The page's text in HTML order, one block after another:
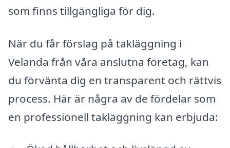
som finns tillgängliga för dig.
När du får förslag på takläggning i
Velanda från våra anslutna företag, kan
du förvänta dig en transparent och rättvis
process. Här är några av de fördelar som
en professionell takläggning kan erbjuda: